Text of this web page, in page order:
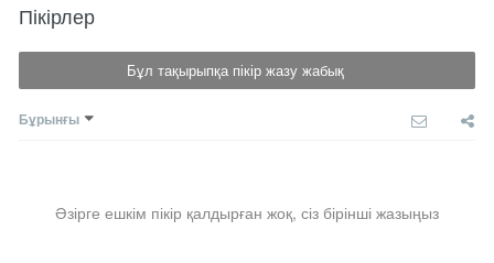
Пікірлер
Бұл тақырыпқа пікір жазу жабық
Бұрынғы
Әзірге ешкім пікір қалдырған жоқ, сіз бірінші жазыңыз